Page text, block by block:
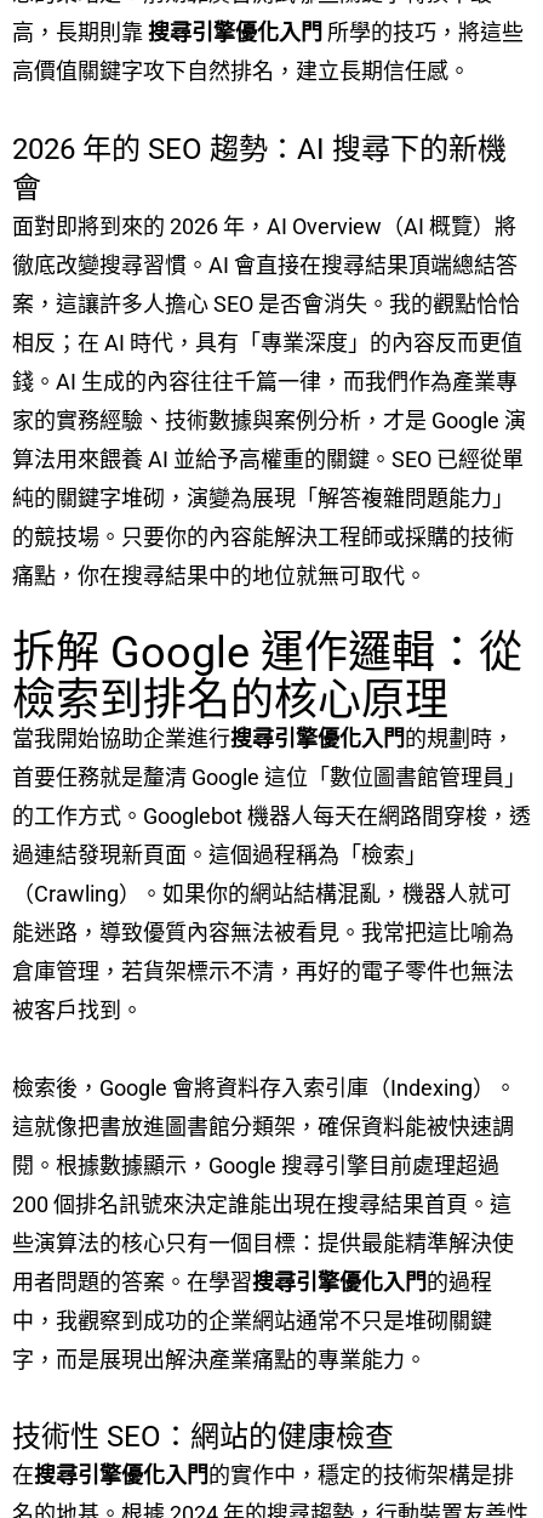
高，長期則靠搜尋引擎優化入門 所學的技巧，將這些
高價值關鍵字攻下自然排名，建立長期信任感。
2026 年的 SEO 趨勢：AI 搜尋下的新機
會
面對即將到來的 2026 年，AI Overview（AI 概覽）將
徹底改變搜尋習慣。AI 會直接在搜尋結果頂端總結答
案，這讓許多人擔心 SEO 是否會消失。我的觀點恰恰
相反；在 AI 時代，具有「專業深度」的內容反而更值
錢。AI 生成的內容往往千篇一律，而我們作為產業專
家的實務經驗、技術數據與案例分析，才是 Google 演
算法用來餵養 AI 並給予高權重的關鍵。SEO 已經從單
純的關鍵字堆砌，演變為展現「解答複雜問題能力」
的競技場。只要你的內容能解決工程師或採購的技術
痛點，你在搜尋結果中的地位就無可取代。
拆解 Google 運作邏輯：從
檢索到排名的核心原理
當我開始協助企業進行搜尋引擎優化入門的規劃時，
首要任務就是釐清 Google 這位「數位圖書館管理員」
的工作方式。Googlebot 機器人每天在網路間穿梭，透
過連結發現新頁面。這個過程稱為「檢索」
（Crawling）。如果你的網站結構混亂，機器人就可
能迷路，導致優質內容無法被看見。我常把這比喻為
倉庫管理，若貨架標示不清，再好的電子零件也無法
被客戶找到。
檢索後，Google 會將資料存入索引庫（Indexing）。
這就像把書放進圖書館分類架，確保資料能被快速調
閱。根據數據顯示，Google 搜尋引擎目前處理超過
200 個排名訊號來決定誰能出現在搜尋結果首頁。這
些演算法的核心只有一個目標：提供最能精準解決使
用者問題的答案。在學習搜尋引擎優化入門的過程
中，我觀察到成功的企業網站通常不只是堆砌關鍵
字，而是展現出解決產業痛點的專業能力。
技術性 SEO：網站的健康檢查
在搜尋引擎優化入門的實作中，穩定的技術架構是排